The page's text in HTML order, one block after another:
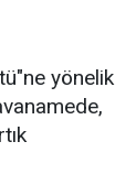
yönelik